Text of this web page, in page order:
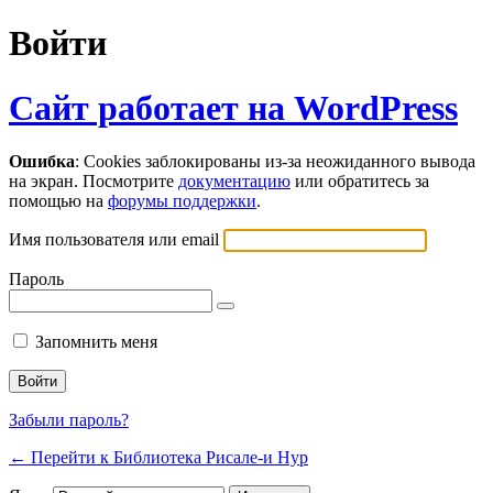
Войти
Сайт работает на WordPress
Ошибка: Cookies заблокированы из-за неожиданного вывода
на экран. Посмотрите документацию или обратитесь за
помощью на форумы поддержки.
Имя пользователя или email
Пароль
Запомнить меня
Забыли пароль?
← Перейти к Библиотека Рисале-и Нур